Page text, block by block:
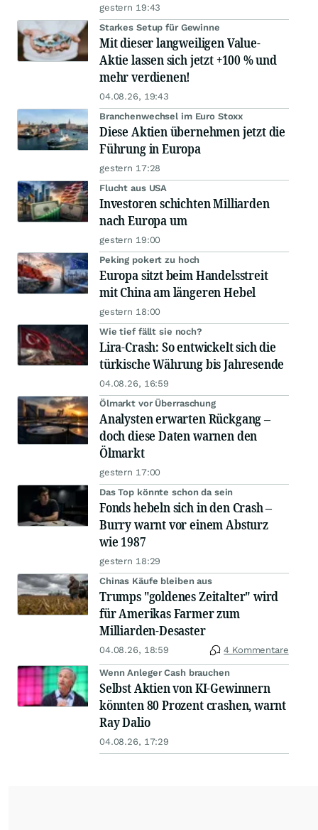
gestern 19:43
Starkes Setup für Gewinne
Mit dieser langweiligen Value-
Aktie lassen sich jetzt +100 % und
mehr verdienen!
04.08.26, 19:43
Branchenwechsel im Euro Stoxx
Diese Aktien übernehmen jetzt die
Führung in Europa
gestern 17:28
Flucht aus USA
Investoren schichten Milliarden
nach Europa um
gestern 19:00
Peking pokert zu hoch
Europa sitzt beim Handelsstreit
mit China am längeren Hebel
gestern 18:00
Wie tief fällt sie noch?
Lira-Crash: So entwickelt sich die
türkische Währung bis Jahresende
04.08.26, 16:59
Ölmarkt vor Überraschung
Analysten erwarten Rückgang –
doch diese Daten warnen den
Ölmarkt
gestern 17:00
Das Top könnte schon da sein
Fonds hebeln sich in den Crash –
Burry warnt vor einem Absturz
wie 1987
gestern 18:29
Chinas Käufe bleiben aus
Trumps "goldenes Zeitalter" wird
für Amerikas Farmer zum
Milliarden-Desaster
04.08.26, 18:59 4 Kommentare
Wenn Anleger Cash brauchen
Selbst Aktien von KI-Gewinnern
könnten 80 Prozent crashen, warnt
Ray Dalio
04.08.26, 17:29